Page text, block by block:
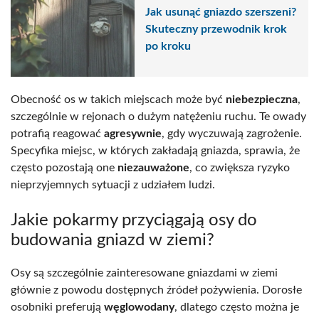
Jak usunąć gniazdo szerszeni?
Skuteczny przewodnik krok
po kroku
Obecność os w takich miejscach może być niebezpieczna,
szczególnie w rejonach o dużym natężeniu ruchu. Te owady
potrafią reagować agresywnie, gdy wyczuwają zagrożenie.
Specyfika miejsc, w których zakładają gniazda, sprawia, że
często pozostają one niezauważone, co zwiększa ryzyko
nieprzyjemnych sytuacji z udziałem ludzi.
Jakie pokarmy przyciągają osy do
budowania gniazd w ziemi?
Osy są szczególnie zainteresowane gniazdami w ziemi
głównie z powodu dostępnych źródeł pożywienia. Dorosłe
osobniki preferują węglowodany, dlatego często można je